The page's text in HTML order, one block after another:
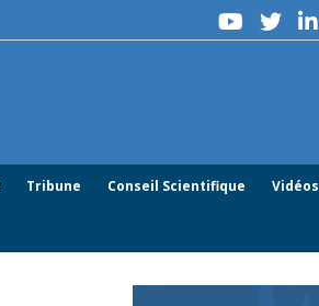
Tribune Conseil Scientifique Vidéos